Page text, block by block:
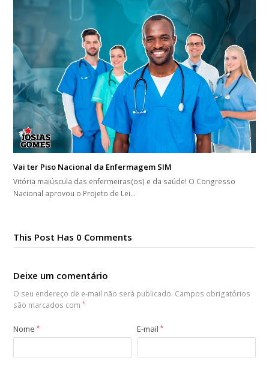
Vai ter Piso Nacional da Enfermagem SIM
Vitória maiúscula das enfermeiras(os) e da saúde! O Congresso
Nacional aprovou o Projeto de Lei…
This Post Has 0 Comments
Deixe um comentário
O seu endereço de e-mail não será publicado. Campos obrigatórios
são marcados com*
Nome* E-mail*